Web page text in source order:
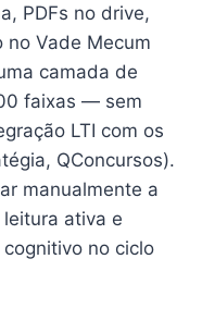
PDFs no drive,
no Vade Mecum
camada de
faixas — sem
LTI com os
QConcursos).
manualmente a
ativa e
no ciclo